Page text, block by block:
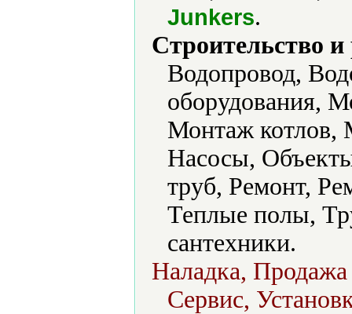
Junkers.
Строительство
Водопровод,
оборудования,
Монтаж котлов,
Насосы,
труб, Ремонт,
Теплые полы,
сантехники.
Наладка, Продажа
Сервис,